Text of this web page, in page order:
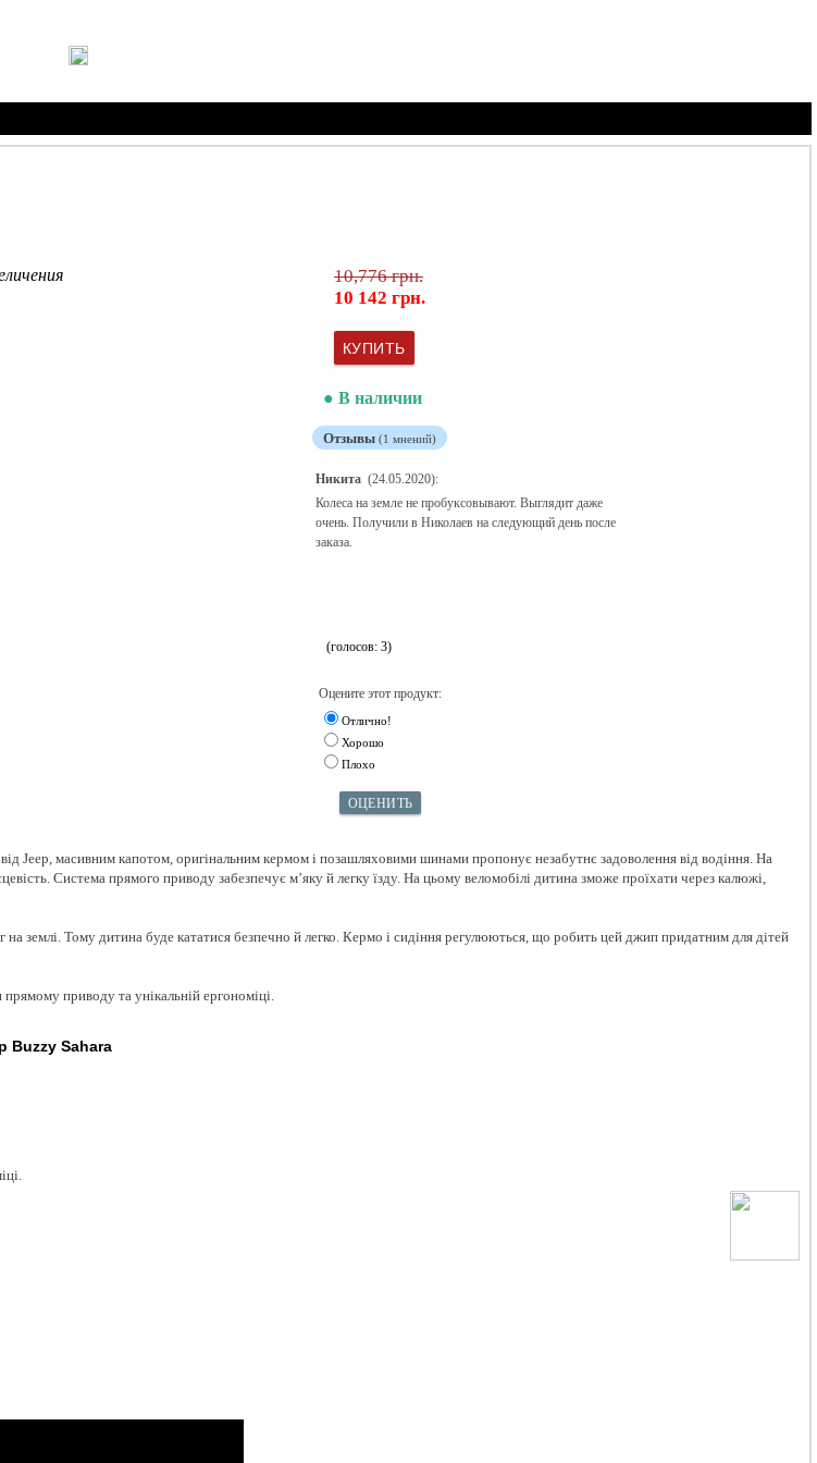
10,776 грн.
10 142 грн.
КУПИТЬ
● В наличии
Отзывы (1 мнений)
Никита (24.05.2020):
Колеса на земле не пробуксовывают. Выглядит даже
очень. Получили в Николаев на следующий день после
заказа.
(голосов: 3)
Оцените этот продукт:
Отлично!
Хорошо
Плохо
ОЦЕНИТЬ
Jeep, масивним капотом, оригінальним кермом і позашляховими шинами пропонує незабутнє задоволення від водіння. На
Система прямого приводу забезпечує м’яку й легку їзду. На цьому веломобілі дитина зможе проїхати через калюжі,
землі. Тому дитина буде кататися безпечно й легко. Кермо і сидіння регулюються, що робить цей джип придатним для дітей
приводу та унікальній ергономіці.
Buzzy Sahara